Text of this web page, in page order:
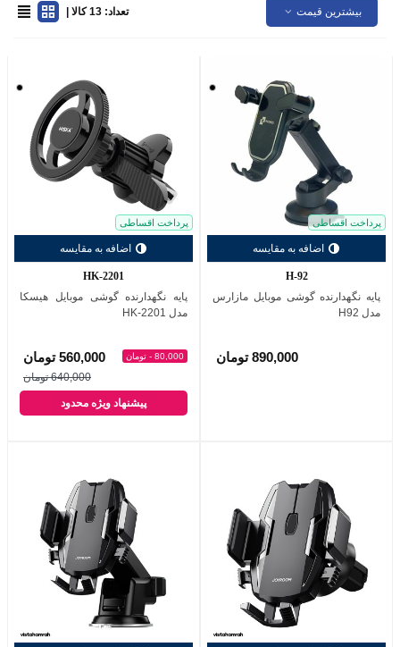
بیشترین قیمت تعداد: 13 کالا |
پرداخت اقساطی
اضافه به مقایسه
مشکی
H-92
پایه نگهدارنده گوشی موبایل مازارس
مدل H92
890,000 تومان
پرداخت اقساطی
اضافه به مقایسه
HK-2201
پایه نگهدارنده گوشی موبایل هیسکا
مدل HK-2201
80,000 - تومان 560,000 تومان
640,000 تومان
پیشنهاد ویژه محدود